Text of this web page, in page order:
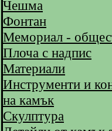
Чешма
Фонтан
Мемориал -
Плоча с надпис
Материали
Инструменти и
на камък
Скулптура